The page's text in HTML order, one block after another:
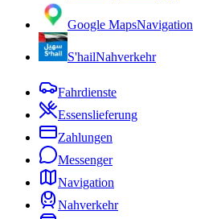
Google MapsNavigation
S'hailNahverkehr
Fahrdienste
Essenslieferung
Zahlungen
Messenger
Navigation
Nahverkehr